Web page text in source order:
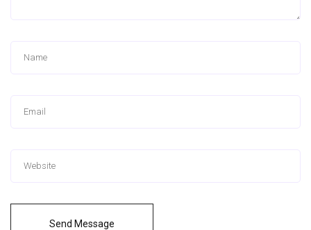
Send Message